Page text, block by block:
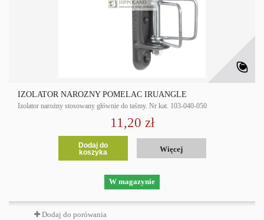
IZOLATOR NAROŻNY POMELAC IRUANGLE
Izolator narożny stosowany głównie do taśmy. Nr kat. 103-040-050
11,20 zł
Dodaj do
koszyka
Więcej
W magazynie
Dodaj do porówania